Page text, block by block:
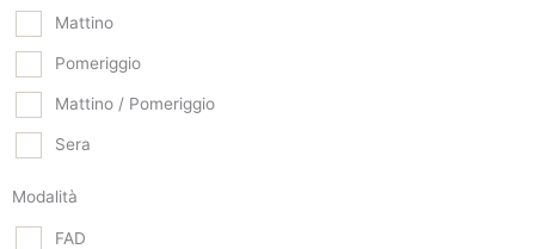
Mattino
Pomeriggio
Mattino / Pomeriggio
Sera
Modalità
FAD